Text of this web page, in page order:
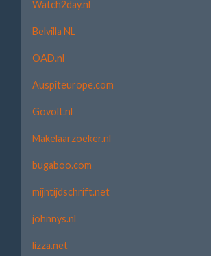
Watch2day.nl
Belvilla NL
OAD.nl
Auspiteurope.com
Govolt.nl
Makelaarzoeker.nl
bugaboo.com
mijntijdschrift.net
johnnys.nl
lizza.net